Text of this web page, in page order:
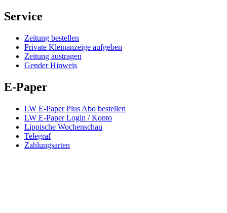
Service
Zeitung bestellen
Private Kleinanzeige aufgeben
Zeitung austragen
Gender Hinweis
E-Paper
LW E-Paper Plus Abo bestellen
LW E-Paper Login / Konto
Lippische Wochenschau
Telegraf
Zahlungsarten